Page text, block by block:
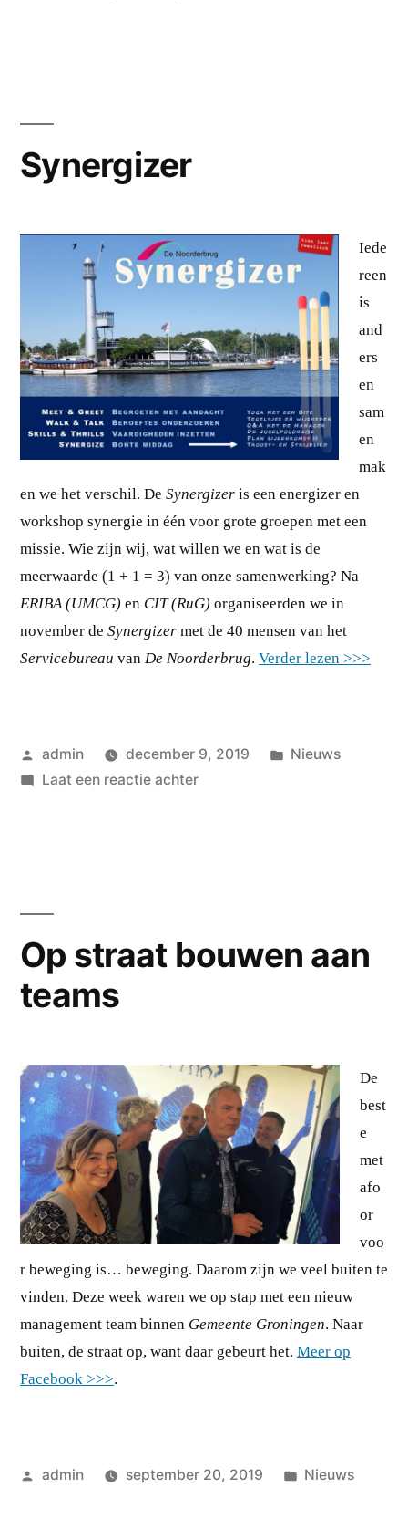
Synergizer
Iede
reen
is
and
ers
en
sam
en
mak
en we het verschil. De Synergizeris een energizer en
workshop synergie in één voor grote groepen met een
missie. Wie zijn wij, wat willen we en wat is de
meerwaarde (1 + 1 = 3) van onze samenwerking? Na
ERIBA (UMCG)en CIT (RuG)organiseerden we in
november de Synergizermet de 40 mensen van het
Servicebureau vanDe Noorderbrug. Verder lezen >>>
Geplaatst
door
admin december 9, 2019
Geplaatst
Nieuws
Laat een reactie achterop
Op straat bouwen aan
teams
De
best
e
met
afo
or
voo
r beweging is… beweging. Daarom zijn we veel buiten te
vinden. Deze week waren we op stap met een nieuw
management team binnen Gemeente Groningen. Naar
buiten, de straat op, want daar gebeurt het. Meer op
Facebook >>>.
Geplaatst
admin september 20, 2019
Geplaatst
Nieuws